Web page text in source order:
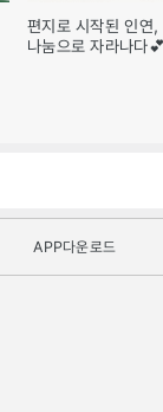
편지로 시작된 인연,
나눔으로 자라나다
APP다운로드